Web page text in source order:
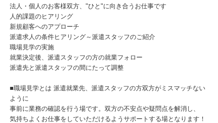
法人・個人のお客様双方、"ひと"に向き合うお仕事です
人的課題のヒアリング
新規顧客へのアプローチ
派遣求人の条件ヒアリング～派遣スタッフのご紹介
職場見学の実施
就業決定後、派遣スタッフの方の就業フォロー
派遣先と派遣スタッフの間にたって調整
■職場見学とは 派遣就業先、派遣スタッフの方双方がミスマッチない
ように
事前に業務の確認を行う場です。双方の不安点や疑問点を解消し、
気持ちよくお仕事をしていただけるようサポートする場となります！